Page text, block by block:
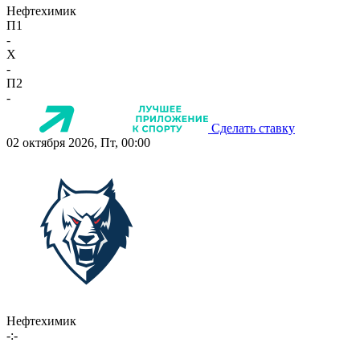
Нефтехимик
П1
-
X
-
П2
-
Сделать ставку
02 октября 2026, Пт, 00:00
Нефтехимик
-:-